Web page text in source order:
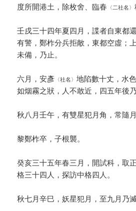
度所開港土，除枚舍、臨春 〈二社名〉
壬戌三十四年夏四月，諜者自東都
有警，鄭柞分兵拒敵，東都空虛；
未備，乃止。
六月，安彥 〈社名〉地陷數十丈，水
如烟霧之狀，人不敢近，四五年後乃
秋八月壬午，有雙星犯月角，常隨月
黎鄭柞卒，子根襲。
癸亥三十五年春三月，開試科，取
格三十四人，探訪中格四人。
秋七月辛巳，妖星犯月，至九月乃滅